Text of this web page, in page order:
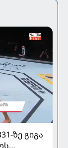
ზე გიგა